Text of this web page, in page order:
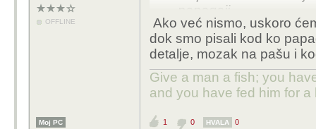
OFFLINE
papagaji.
Ako već nismo, uskoro
dok smo pisali kod ko
detalje, mozak na pašu i
Give a man a fish; you
and you have fed him for a
Moj PC 1 0 HVALA 0